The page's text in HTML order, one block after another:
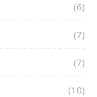
(6)
(7)
(7)
(10)